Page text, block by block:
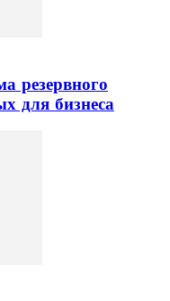
резервного
для бизнеса